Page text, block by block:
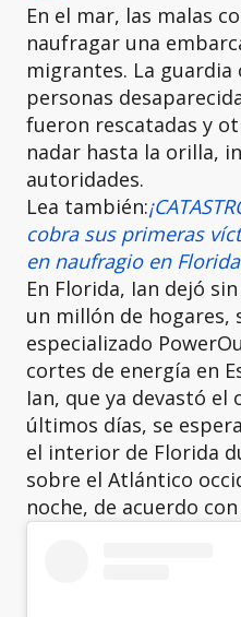
En el mar, las malas
naufragar una
migrantes. La guardia
personas
fueron rescatadas y
nadar hasta la orilla,
autoridades.
Lea también:
cobra sus primeras
en naufragio en Florida
En Florida, Ian dejó
un millón de hogares,
especializado
cortes de energía en
Ian, que ya devastó el
últimos días, se
el interior de Florida
sobre el Atlántico
noche, de acuerdo con